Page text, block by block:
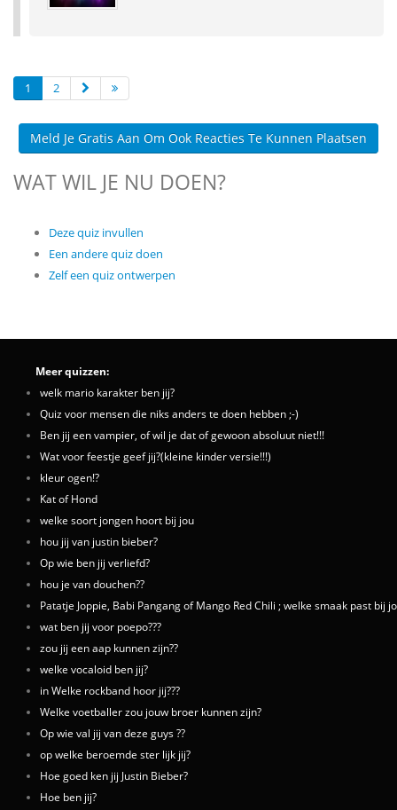
1 2
Meld Je Gratis Aan Om Ook Reacties Te Kunnen Plaatsen
WAT WIL JE NU DOEN?
Deze quiz invullen
Een andere quiz doen
Zelf een quiz ontwerpen
Meer quizzen:
welk mario karakter ben jij?
Quiz voor mensen die niks anders te doen hebben ;-)
Ben jij een vampier, of wil je dat of gewoon absoluut niet!!!
Wat voor feestje geef jij?(kleine kinder versie!!!)
kleur ogen!?
Kat of Hond
welke soort jongen hoort bij jou
hou jij van justin bieber?
Op wie ben jij verliefd?
hou je van douchen??
Patatje Joppie, Babi Pangang of Mango Red Chili ; welke smaak past bij
wat ben jij voor poepo???
zou jij een aap kunnen zijn??
welke vocaloid ben jij?
in Welke rockband hoor jij???
Welke voetballer zou jouw broer kunnen zijn?
Op wie val jij van deze guys ??
op welke beroemde ster lijk jij?
Hoe goed ken jij Justin Bieber?
Hoe ben jij?